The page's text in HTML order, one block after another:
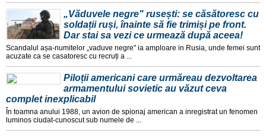
„Văduvele negre" rusești: se căsătoresc cu
soldații ruși, înainte să fie trimiși pe front.
Dar stai sa vezi ce urmează după aceea!
Scandalul așa-numitelor „vaduve negre" ia amploare in Rusia, unde femei sunt
acuzate ca se casatoresc cu recruți a ...
Piloții americani care urmăreau dezvoltarea
armamentului sovietic au văzut ceva
complet inexplicabil
În toamna anului 1988, un avion de spionaj american a inregistrat un fenomen
luminos ciudat-cunoscut sub numele de ...